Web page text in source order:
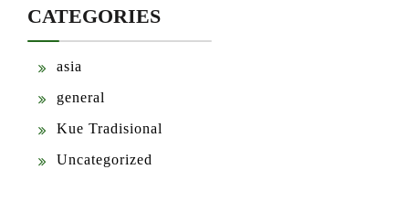
CATEGORIES
asia
general
Kue Tradisional
Uncategorized